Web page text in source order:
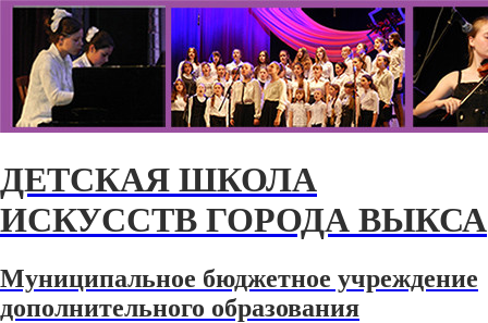
ДЕТСКАЯ ШКОЛА
ИСКУССТВ ГОРОДА ВЫКСА
Муниципальное бюджетное учреждение
дополнительного образования